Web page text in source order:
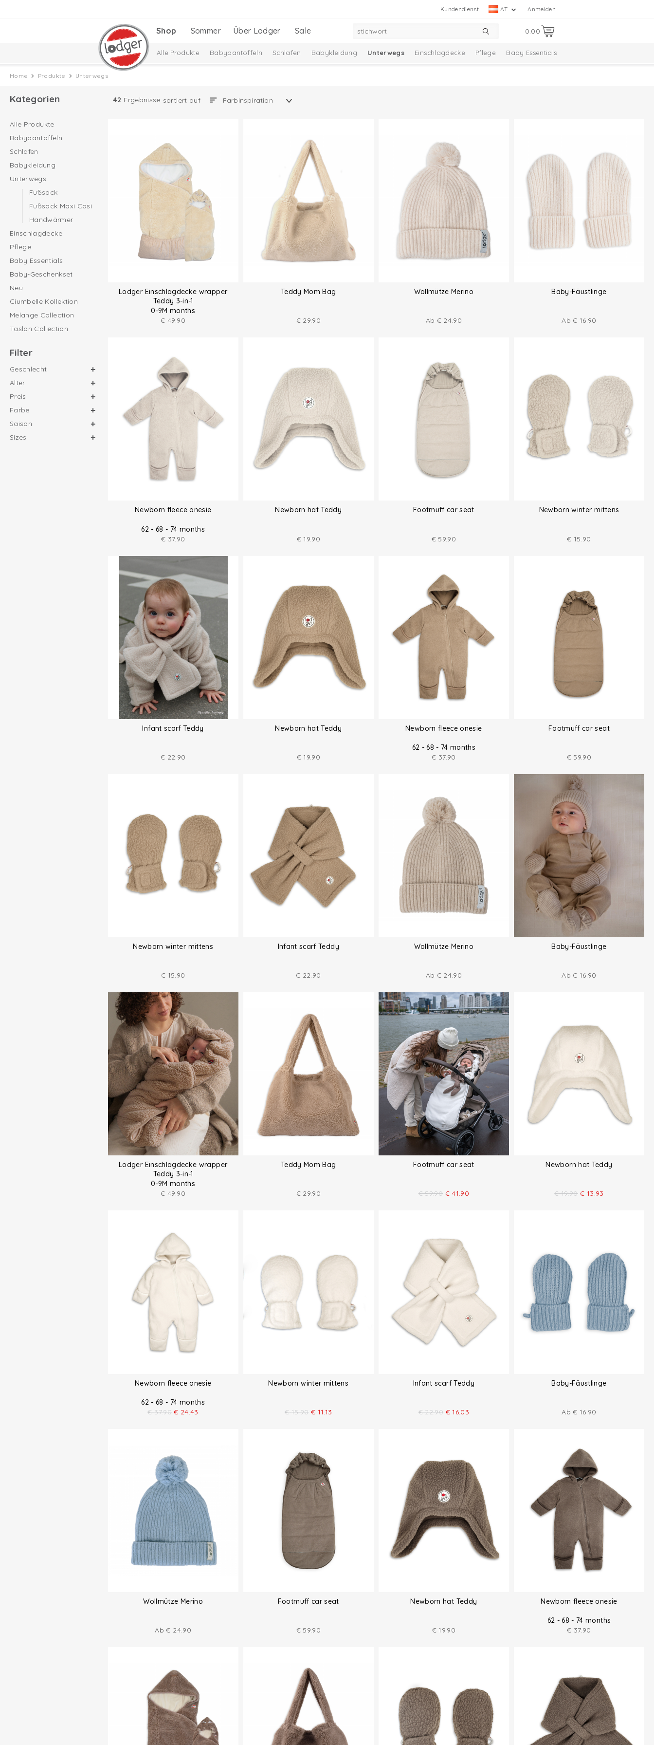
Anmelden
AT
Kundendienst
0.00
Shop Sommer Über Lodger Sale
Alle Produkte Babypantoffeln Schlafen Babykleidung Unterwegs Einschlagdecke Pflege Baby Essentials
Home Produkte Unterwegs
Kategorien
Alle Produkte
Babypantoffeln
Schlafen
Babykleidung
Unterwegs
Fußsack
Fußsack Maxi Cosi
Handwärmer
Einschlagdecke
Pflege
Baby Essentials
Baby-Geschenkset
Neu
Ciumbelle Kollektion
Melange Collection
Taslon Collection
Filter
Geschlecht
Alter
Preis
Farbe
Saison
Sizes
42 Ergebnisse sortiert auf
Lodger Einschlagdecke wrapper
Teddy 3-in-1
0-9M months
€ 49.90
Teddy Mom Bag
€ 29.90
Wollmütze Merino
Ab € 24.90
Baby-Fäustlinge
Ab€ 16.90
Newborn fleece onesie
62 - 68 - 74 months
€ 37.90
Newborn hat Teddy
€ 19.90
Footmuff car seat
€ 59.90
Newborn winter mittens
€ 15.90
Infant scarf Teddy
€ 22.90
Newborn hat Teddy
€ 19.90
Newborn fleece onesie
62 - 68 - 74 months
€ 37.90
Footmuff car seat
€ 59.90
Newborn winter mittens
€ 15.90
Infant scarf Teddy
€ 22.90
Wollmütze Merino
Ab € 24.90
Baby-Fäustlinge
Ab€ 16.90
Lodger Einschlagdecke wrapper
Teddy 3-in-1
0-9M months
€ 49.90
Teddy Mom Bag
€ 29.90
Footmuff car seat
€ 59.90 € 41.90
Newborn hat Teddy
€ 19.90 € 13.93
Newborn fleece onesie
62 - 68 - 74 months
€ 37.90 € 24.43
Newborn winter mittens
€ 15.90 € 11.13
Infant scarf Teddy
€ 22.90 € 16.03
Baby-Fäustlinge
Ab€ 16.90
Wollmütze Merino
Ab€ 24.90
Footmuff car seat
€ 59.90
Newborn hat Teddy
€ 19.90
Newborn fleece onesie
62 - 68 - 74 months
€ 37.90